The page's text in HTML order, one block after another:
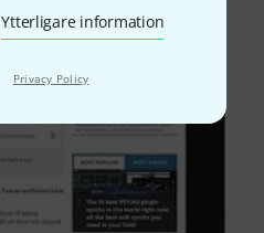
Ytterligare information
Privacy Policy